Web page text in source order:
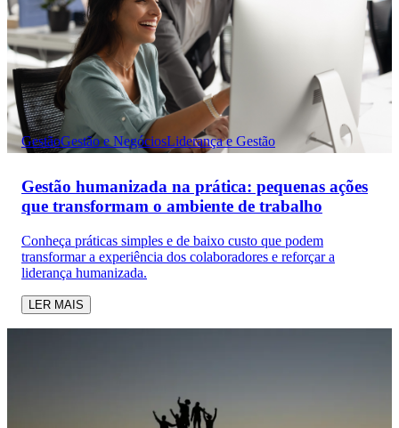
GestãoGestão e NegóciosLiderança e Gestão
Gestão humanizada na prática: pequenas ações
que transformam o ambiente de trabalho
Conheça práticas simples e de baixo custo que podem
transformar a experiência dos colaboradores e reforçar a
liderança humanizada.
LER MAIS